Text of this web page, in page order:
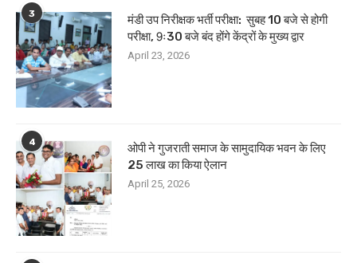
3
मंडी उप निरीक्षक भर्ती परीक्षा: सुबह 10 बजे से होगी
परीक्षा, 9ः30 बजे बंद होंगे केंद्रों के मुख्य द्वार
April 23, 2026
4
ओपी ने गुजराती समाज के सामुदायिक भवन के लिए
25 लाख का किया ऐलान
April 25, 2026